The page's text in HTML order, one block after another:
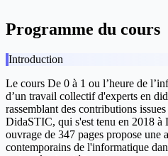
Programme du cours
Introduction
Le cours De 0 à 1 ou l’heure de
d’un travail collectif d'experts en
rassemblant des contributions
DidaSTIC, qui s'est tenu en 2018 à
ouvrage de 347 pages propose une
contemporains de l'informatique